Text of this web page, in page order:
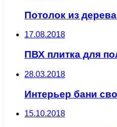
Потолок из
17.08.2018
ПВХ плитка для
28.03.2018
Интерьер бани
15.10.2018